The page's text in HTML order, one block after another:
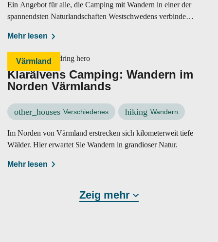
Ein Angebot für alle, die Camping mit Wandern in einer der
spannendsten Naturlandschaften Westschwedens verbinden
Mehr lesen
Värmland
Klarälvens Camping: Wandern im
Norden Värmlands
other_houses Verschiedenes hiking Wandern
Im Norden von Värmland erstrecken sich kilometerweit tiefe
Wälder. Hier erwartet Sie Wandern in grandioser Natur.
Mehr lesen
Zeig mehr